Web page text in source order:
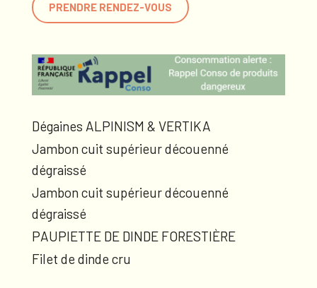
PRENDRE RENDEZ-VOUS
Dégaines ALPINISM & VERTIKA
Jambon cuit supérieur découenné
dégraissé
Jambon cuit supérieur découenné
dégraissé
PAUPIETTE DE DINDE FORESTIÈRE
Filet de dinde cru